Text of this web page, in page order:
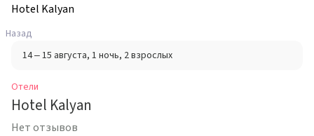
Hotel Kalyan
Назад
14 – 15 августа, 1 ночь, 2 взрослых
Отели
Hotel Kalyan
Нет отзывов